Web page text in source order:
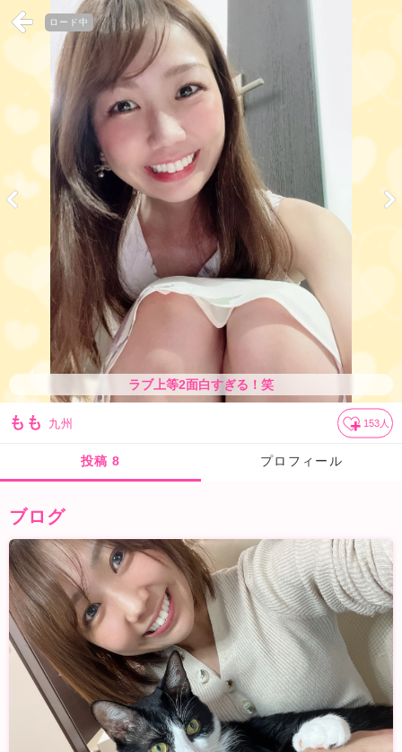
ロード中
ラブ上等2面白すぎる！笑
もも 九州 153 人
投稿 8 プロフィール
ブログ